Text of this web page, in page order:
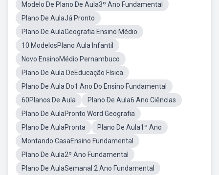
Modelo De Plano De Aula3º Ano Fundamental
Plano De AulaJá Pronto
Plano De AulaGeografia Ensino Médio
10 ModelosPlano Aula Infantil
Novo EnsinoMédio Pernambuco
Plano De Aula DeEducação Física
Plano De Aula Do1 Ano Do Ensino Fundamental
60Planos De Aula
Plano De Aula6 Ano Ciências
Plano De AulaPronto Word Geografia
Plano De AulaPronta
Plano De Aula1º Ano
Montando CasaEnsino Fundamental
Plano De Aula2º Ano Fundamental
Plano De AulaSemanal 2 Ano Fundamental